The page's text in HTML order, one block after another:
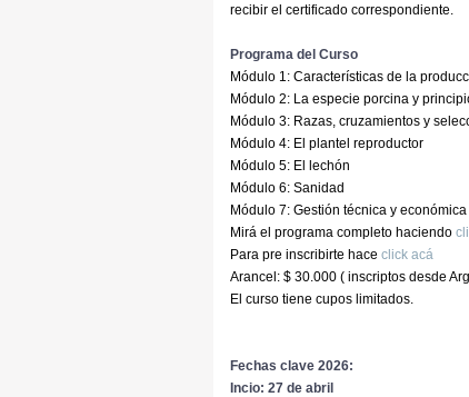
recibir el certificado correspondiente.
Programa del Curso
Módulo 1: Características de la
Módulo 2: La especie porcina y
Módulo 3: Razas, cruzamientos y
Módulo 4: El plantel reproductor
Módulo 5: El lechón
Módulo 6: Sanidad
Módulo 7: Gestión técnica y económica
Mirá el programa completo haciendo
Para pre inscribirte hace click acá
Arancel: $ 30.000 ( inscriptos desde
El curso tiene cupos limitados.
Fechas clave 2026:
Incio: 27 de abril